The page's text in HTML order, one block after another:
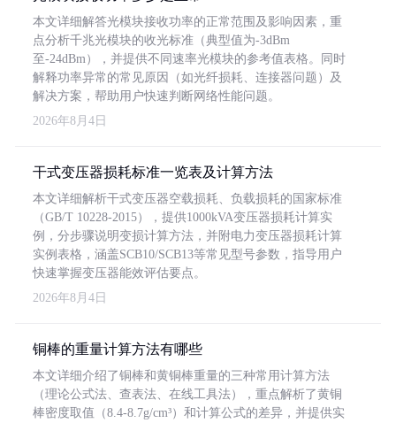
本文详细解答光模块接收功率的正常范围及影响因素，重
点分析千兆光模块的收光标准（典型值为-3dBm
至-24dBm），并提供不同速率光模块的参考值表格。同时
解释功率异常的常见原因（如光纤损耗、连接器问题）及
解决方案，帮助用户快速判断网络性能问题。
2026年8月4日
干式变压器损耗标准一览表及计算方法
本文详细解析干式变压器空载损耗、负载损耗的国家标准
（GB/T 10228-2015），提供1000kVA变压器损耗计算实
例，分步骤说明变损计算方法，并附电力变压器损耗计算
实例表格，涵盖SCB10/SCB13等常见型号参数，指导用户
快速掌握变压器能效评估要点。
2026年8月4日
铜棒的重量计算方法有哪些
本文详细介绍了铜棒和黄铜棒重量的三种常用计算方法
（理论公式法、查表法、在线工具法），重点解析了黄铜
棒密度取值（8.4-8.7g/cm³）和计算公式的差异，并提供实